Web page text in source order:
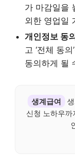
가 마감일을
외한 영업일
개인정보 동
고 ‘전체 동
동의하게 될
생계급여
신청 노하우